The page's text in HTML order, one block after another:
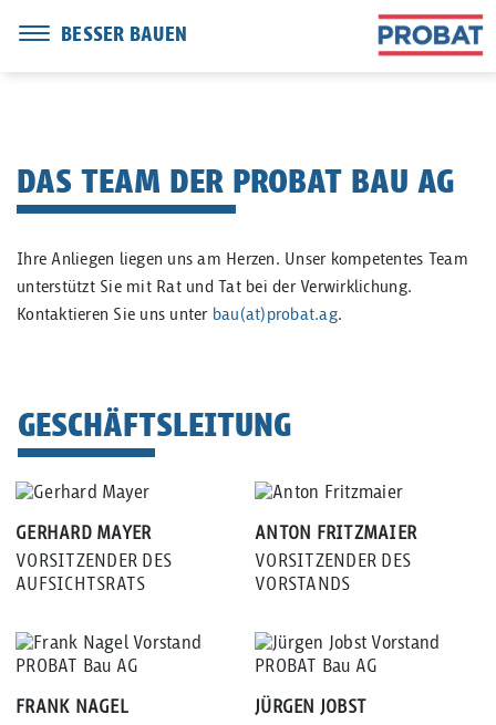
BESSER BAUEN
DAS TEAM DER PROBAT BAU AG
Ihre Anliegen liegen uns am Herzen. Unser kompetentes Team
unterstützt Sie mit Rat und Tat bei der Verwirklichung.
Kontaktieren Sie uns unter bau(at)probat.ag.
GESCHÄFTSLEITUNG
GERHARD MAYER
VORSITZENDER DES
AUFSICHTSRATS
ANTON FRITZMAIER
VORSITZENDER DES
VORSTANDS
FRANK NAGEL
JÜRGEN JOBST